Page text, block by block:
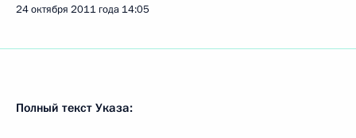
24 октября 2011 года 14:05
Полный текст Указа: